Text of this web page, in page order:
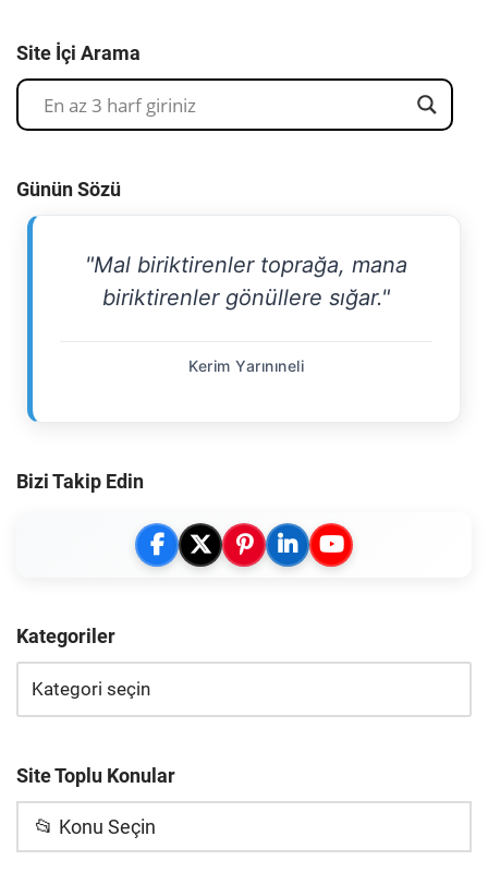
Site İçi Arama
Günün Sözü
"Mal biriktirenler toprağa, mana
biriktirenler gönüllere sığar."
Kerim Yarınıneli
Bizi Takip Edin
Kategoriler
Site Toplu Konular
📂 Konu Seçin